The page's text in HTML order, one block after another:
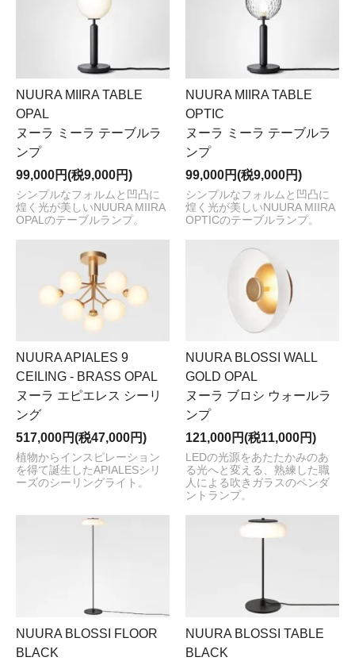
NUURA MIIRA TABLE
OPAL
ヌーラ ミーラ テーブルラ
ンプ
99,000円(税9,000円)
シンプルなフォルムと凹凸に
煌く光が美しいNUURA MIIRA
OPALのテーブルランプ。
NUURA MIIRA TABLE
OPTIC
ヌーラ ミーラ テーブルラ
ンプ
99,000円(税9,000円)
シンプルなフォルムと凹凸に
煌く光が美しいNUURA MIIRA
OPTICのテーブルランプ。
NUURA APIALES 9
CEILING - BRASS OPAL
ヌーラ エピエレス シーリ
ング
517,000円(税47,000円)
植物からインスピレーション
を得て誕生したAPIALESシリ
ーズのシーリングライト。
NUURA BLOSSI WALL
GOLD OPAL
ヌーラ ブロシ ウォールラ
ンプ
121,000円(税11,000円)
LEDの光源をあたたかみのあ
る光へと変える、熟練した職
人による吹きガラスのペンダ
ントランプ。
NUURA BLOSSI FLOOR
BLACK
NUURA BLOSSI TABLE
BLACK